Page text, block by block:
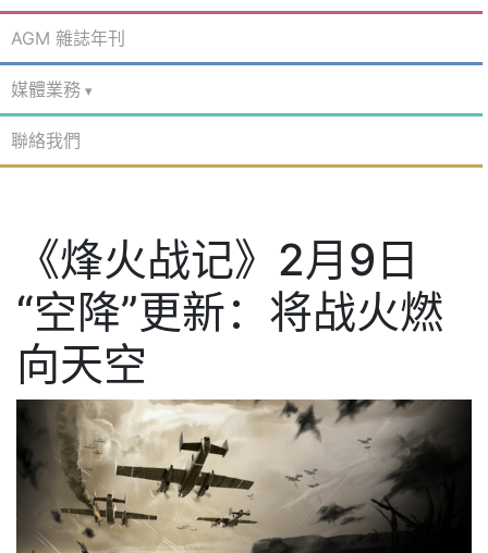
AGM 雜誌年刊
媒體業務
聯絡我們
《烽火战记》2月9日
“空降”更新：将战火燃
向天空